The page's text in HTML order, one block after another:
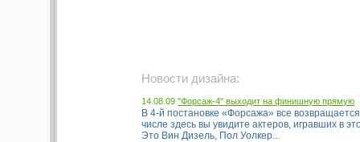
Новости дизайна:
14.08.09"Форсаж-4" выходит на финишную прямую
В 4-й постановке «Форсажа» все
числе здесь вы увидите актеров, игравших в
Это Вин Дизель, Пол Уолкер...